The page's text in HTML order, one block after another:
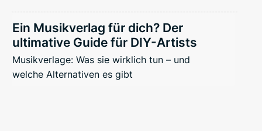
Ein Musikverlag für dich? Der
ultimative Guide für DIY-Artists
Musikverlage: Was sie wirklich tun – und
welche Alternativen es gibt